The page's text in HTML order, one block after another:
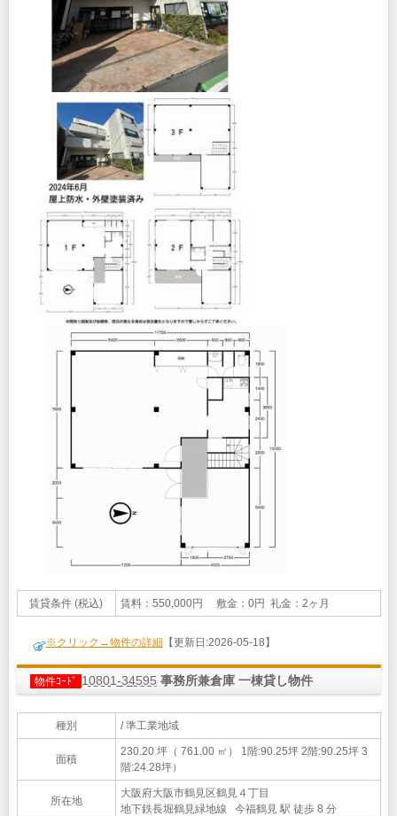
賃貸条件 (税込) 賃料：550,000円 敷金：0円 礼金：2ヶ月
※クリック→物件の詳細 【更新日:2026-05-18】
物件ｺｰﾄﾞ 10801-34595 事務所兼倉庫 一棟貸し物件
種別 / 準工業地域
面積
230.20 坪（ 761.00 ㎡）
1階:90.25坪 2階:90.25坪 3
階:24.28坪）
所在地
大阪府大阪市鶴見区鶴見４丁目
地下鉄長堀鶴見緑地線 今福鶴見 駅 徒歩 8 分